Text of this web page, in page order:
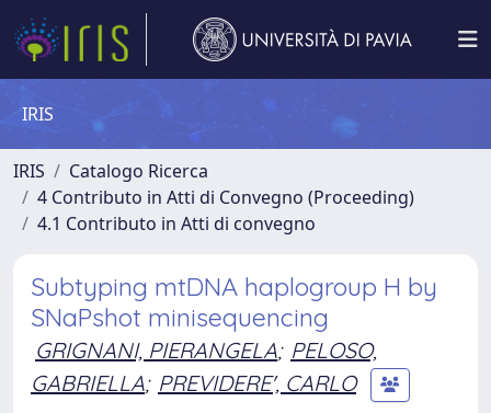
IRIS
IRIS
Catalogo Ricerca
4 Contributo in Atti di Convegno (Proceeding)
4.1 Contributo in Atti di convegno
Subtyping mtDNA haplogroup H by
SNaPshot minisequencing
GRIGNANI, PIERANGELA; PELOSO,
GABRIELLA; PREVIDERE', CARLO